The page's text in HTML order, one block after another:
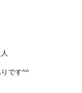
です^^